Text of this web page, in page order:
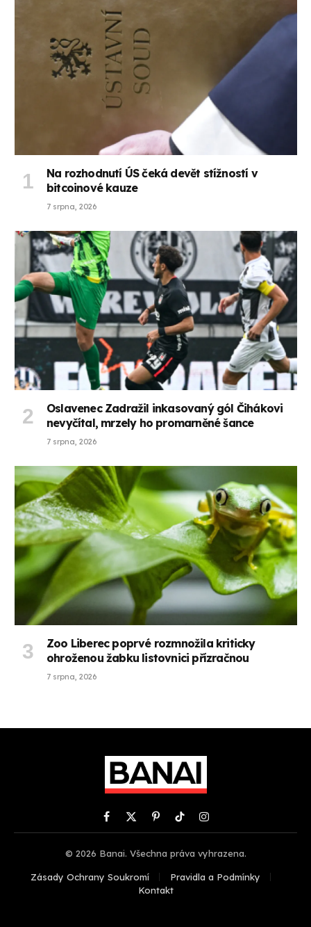
Na rozhodnutí ÚS čeká devět stížností v
bitcoinové kauze
7 srpna, 2026
Oslavenec Zadražil inkasovaný gól Čihákovi
nevyčítal, mrzely ho promarněné šance
7 srpna, 2026
Zoo Liberec poprvé rozmnožila kriticky
ohroženou žabku listovnici přízračnou
7 srpna, 2026
Facebook
X
(Twitter)
PinterestTikTokInstagram
© 2026 Banai. Všechna práva vyhrazena.
Zásady Ochrany Soukromí
Pravidla a Podmínky
Kontakt